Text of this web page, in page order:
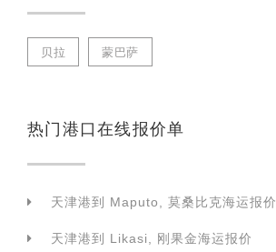
贝拉 蒙巴萨
热门港口在线报价单
天津港到 Maputo, 莫桑比克海运报价
天津港到 Likasi, 刚果金海运报价